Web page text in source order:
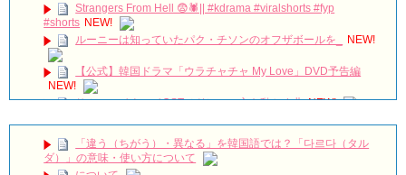
Strangers From Hell 😨🕷️|| #kdrama #viralshorts #fyp
#shorts NEW!
ルーニーは知っていたパク・チソンのオフザボールを_
NEW!
【公式】韓国ドラマ「ウラチャチャ My Love」DVD予告編
NEW!
サム、マイウェイOSTメドレー 心を動かす曲 NEW!
150927 日韓交流おまつり Davichi 憎くても 愛してるから(Hate
You But I Love You) 다비치 NEW!
「違う（ちがう）・異なる」を韓国語では？「다르다（タル
ダ）」の意味・使い方について